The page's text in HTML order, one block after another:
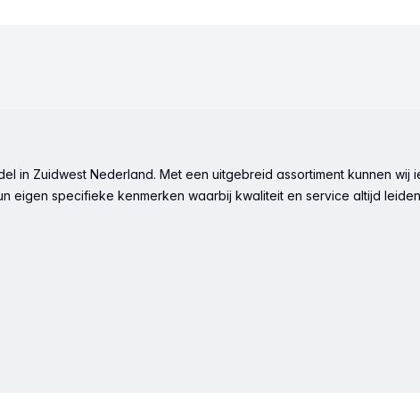
in Zuidwest Nederland. Met een uitgebreid assortiment kunnen
eigen specifieke kenmerken waarbij kwaliteit en service altijd